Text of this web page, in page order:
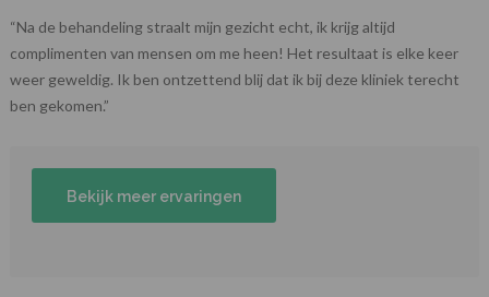
“Na de behandeling straalt mijn gezicht echt, ik krijg altijd
complimenten van mensen om me heen! Het resultaat is elke keer
weer geweldig. Ik ben ontzettend blij dat ik bij deze kliniek terecht
ben gekomen.”
Bekijk meer ervaringen